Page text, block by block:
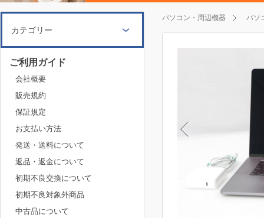
パソコン・周辺機器 パソ
カテゴリー
ご利用ガイド
会社概要
販売規約
保証規定
お支払い方法
発送・送料について
返品・返金について
初期不良交換について
初期不良対象外商品
中古品について